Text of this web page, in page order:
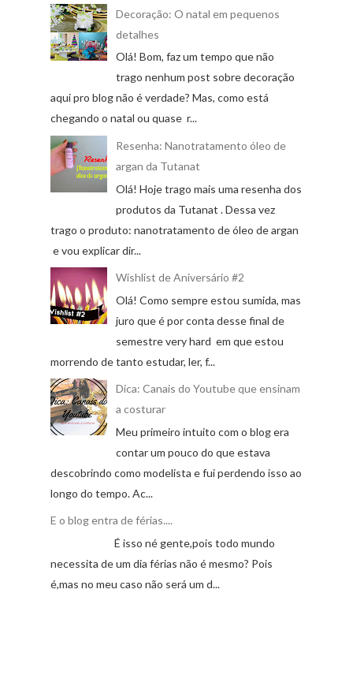
Decoração: O natal em pequenos
detalhes
Olá! Bom, faz um tempo que não
trago nenhum post sobre decoração
aqui pro blog não é verdade? Mas, como está
chegando o natal ou quase r...
Resenha: Nanotratamento óleo de
argan da Tutanat
Olá! Hoje trago mais uma resenha dos
produtos da Tutanat . Dessa vez
trago o produto: nanotratamento de óleo de argan
e vou explicar dir...
Wishlist de Aniversário #2
Olá! Como sempre estou sumida, mas
juro que é por conta desse final de
semestre very hard em que estou
morrendo de tanto estudar, ler, f...
Dica: Canais do Youtube que ensinam
a costurar
Meu primeiro intuito com o blog era
contar um pouco do que estava
descobrindo como modelista e fui perdendo isso ao
longo do tempo. Ac...
E o blog entra de férias....
É isso né gente,pois todo mundo
necessita de um dia férias não é mesmo? Pois
é,mas no meu caso não será um d...